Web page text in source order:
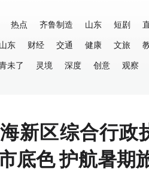
热点 齐鲁制造 山东 短剧
东 财经 交通 健康 文旅
未了 灵境 深度 创意 观察
新区综合行政
底色 护航暑期